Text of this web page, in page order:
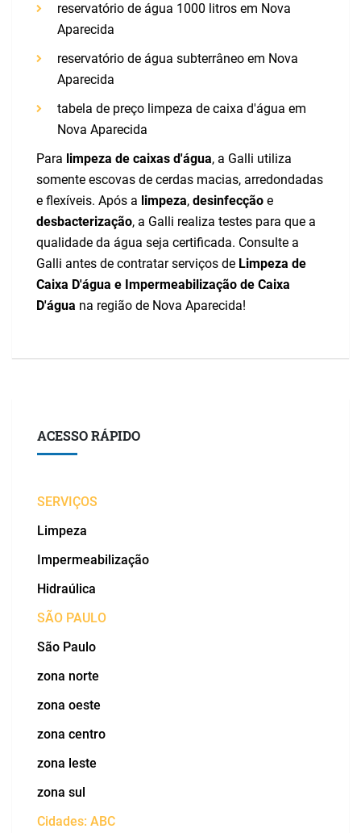
reservatório de água 1000 litros em Nova
Aparecida
reservatório de água subterrâneo em Nova
Aparecida
tabela de preço limpeza de caixa d'água em
Nova Aparecida
Para limpeza de caixas d'água, a Galli utiliza
somente escovas de cerdas macias, arredondadas
e flexíveis. Após a limpeza, desinfecção e
desbacterização, a Galli realiza testes para que a
qualidade da água seja certificada. Consulte a
Galli antes de contratar serviços de Limpeza de
Caixa D'água e Impermeabilização de Caixa
D'água na região de Nova Aparecida!
ACESSO RÁPIDO
SERVIÇOS
Limpeza
Impermeabilização
Hidraúlica
SÃO PAULO
São Paulo
zona norte
zona oeste
zona centro
zona leste
zona sul
Cidades: ABC